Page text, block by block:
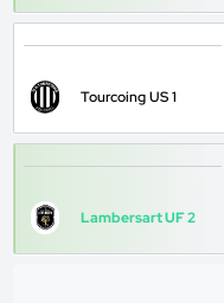
Tourcoing US 1
Lambersart UF 2